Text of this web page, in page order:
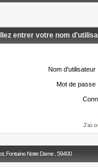
entrer votre nom
Nom d'utilisateur
Mot de passe
J'ai
Fontaine Notre Dame , 59400